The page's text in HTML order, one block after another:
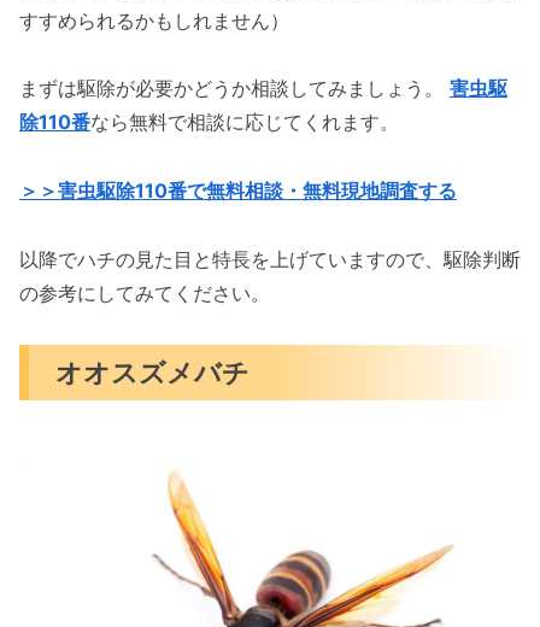
すすめられるかもしれません）
まずは駆除が必要かどうか相談してみましょう。 害虫駆
除110番なら無料で相談に応じてくれます。
＞＞害虫駆除110番で無料相談・無料現地調査する
以降でハチの見た目と特長を上げていますので、駆除判断
の参考にしてみてください。
オオスズメバチ